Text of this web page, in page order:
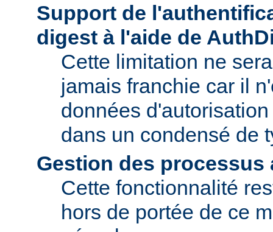
Support de
digest à l'aide de
Cette limitation ne
jamais franchie car il
données
dans un condensé de
Gestion des processus
Cette fonctionnalité
hors de portée de ce